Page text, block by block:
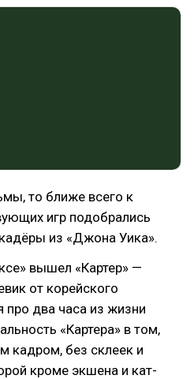
то ближе всего к
игр подобрались
из «Джона Уика».
вышел «Картер» —
от корейского
про два часа из жизни
«Картера» в том,
кадром, без склеек и
кроме экшена и кат-